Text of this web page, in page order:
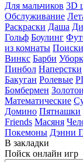
Для мальчиков 3D
Обслуживание
Раскраски Даша
Гольф Боулинг
из комнаты
Винкс Барби
Пинбол Наперстки
Бакуган Ролевые
Бомбермен
Математические
Домино Пятнашки
Friends Масяня
Покемоны Дэнни
В закладки
Пойск онлайн игр